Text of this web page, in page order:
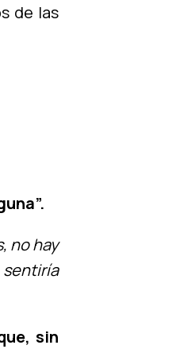
de las
no hay
sin